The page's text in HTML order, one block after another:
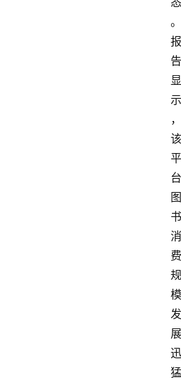
。
报
告
显
示
，
该
平
台
图
书
消
费
规
模
发
展
迅
猛